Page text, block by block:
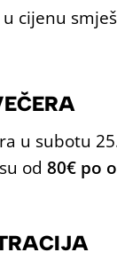
cijenu
u subotu
od80€ po